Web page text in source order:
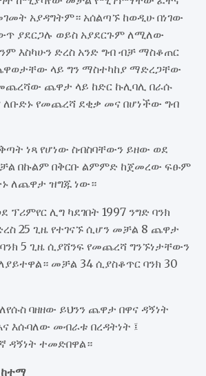
አያዳግትም። አሰልጣኙ ከወዲሁ በነገው
ያደርጋሉ ወይስ አያደርጉም ለሚለው
እስካሁን ድረስ አንድ ግብ ብቻ ማስቆጠር
ላይ ግን ማስተካከያ ማድረጋቸው
ጨዋታ ላይ ከድር ኩሊባሊ በራሱ
ለቡድኑ የመጨረሻ ደቂቃ መና በሆነችው ግብ
ነጻ የሆነው ስብስባቸውን ይዘው ወደ
በኩልም በቅርቡ ልምምድ ከጀመረው ፍፁም
ለጨዋታ ዝግጁ ነው።
ሊግ ካደገበት 1997 ንግድ ባንክ
25 ጊዜ የተገናኙ ሲሆን መቻል 8 ጨዋታ
5 ጊዜ ሲያሸንፍ የመጨረሻ ግንኙነታቸውን
መቻል 34 ሲያስቆጥር ባንክ 30
ባዘዘው ይህንን ጨዋታ በዋና ዳኝነት
እሱባለው መብራቱ በረዳትነት ፤
ዳኝነት ተመድበዋል።
ከተማ